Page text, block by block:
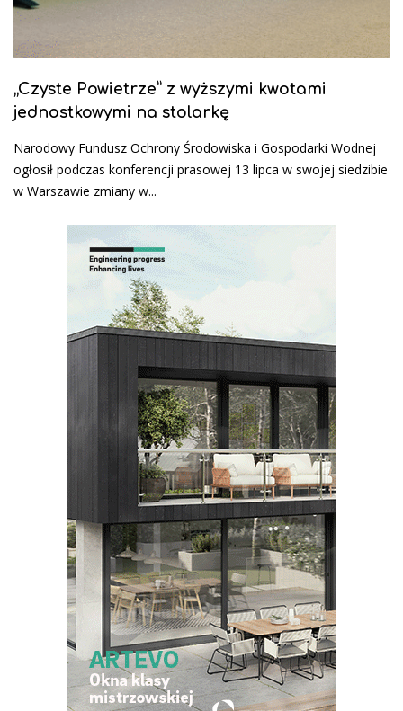
„Czyste Powietrze” z wyższymi kwotami
jednostkowymi na stolarkę
Narodowy Fundusz Ochrony Środowiska i Gospodarki Wodnej
ogłosił podczas konferencji prasowej 13 lipca w swojej siedzibie
w Warszawie zmiany w...